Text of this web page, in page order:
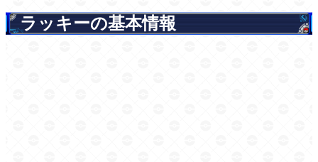
ラッキーの基本情報